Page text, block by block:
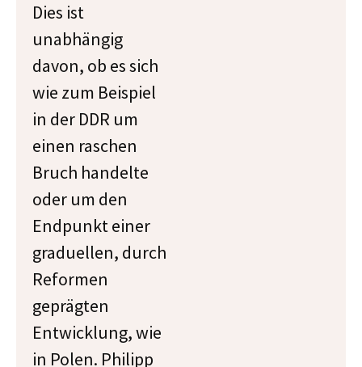
Dies ist
unabhängig
davon, ob es sich
wie zum Beispiel
in der DDR um
einen raschen
Bruch handelte
oder um den
Endpunkt einer
graduellen, durch
Reformen
geprägten
Entwicklung, wie
in Polen. Philipp